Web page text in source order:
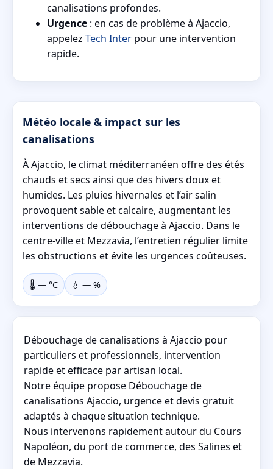
canalisations profondes.
Urgence : en cas de problème à Ajaccio,
appelez Tech Inter pour une intervention
rapide.
Météo locale & impact sur les
canalisations
À Ajaccio, le climat méditerranéen offre des étés
chauds et secs ainsi que des hivers doux et
humides. Les pluies hivernales et l’air salin
provoquent sable et calcaire, augmentant les
interventions de débouchage à Ajaccio. Dans le
centre-ville et Mezzavia, l’entretien régulier limite
les obstructions et évite les urgences coûteuses.
🌡️ — °C 💧 — %
Débouchage de canalisations à Ajaccio pour
particuliers et professionnels, intervention
rapide et efficace par artisan local.
Notre équipe propose Débouchage de
canalisations Ajaccio, urgence et devis gratuit
adaptés à chaque situation technique.
Nous intervenons rapidement autour du Cours
Napoléon, du port de commerce, des Salines et
de Mezzavia.